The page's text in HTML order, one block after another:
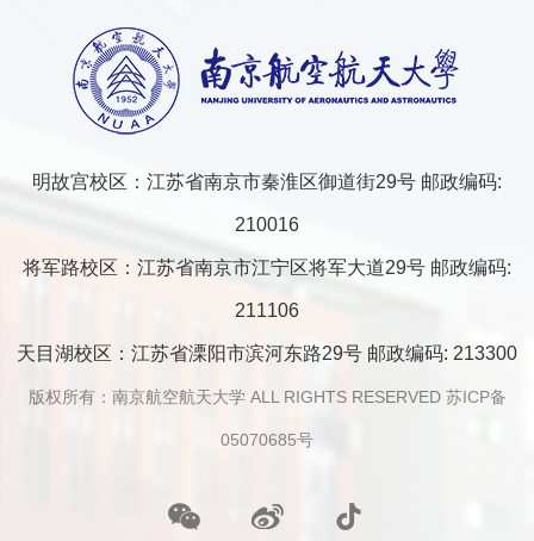
明故宫校区：江苏省南京市秦淮区御道街29号 邮政编码:
210016
将军路校区：江苏省南京市江宁区将军大道29号 邮政编码:
211106
天目湖校区：江苏省溧阳市滨河东路29号 邮政编码: 213300
版权所有：南京航空航天大学 ALL RIGHTS RESERVED 苏ICP备
05070685号